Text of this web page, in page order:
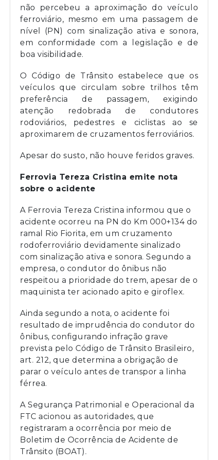
não percebeu a aproximação do veículo
ferroviário, mesmo em uma passagem de
nível (PN) com sinalização ativa e sonora,
em conformidade com a legislação e de
boa visibilidade.
O Código de Trânsito estabelece que os
veículos que circulam sobre trilhos têm
preferência de passagem, exigindo
atenção redobrada de condutores
rodoviários, pedestres e ciclistas ao se
aproximarem de cruzamentos ferroviários.
Apesar do susto, não houve feridos graves.
Ferrovia Tereza Cristina emite nota
sobre o acidente
A Ferrovia Tereza Cristina informou que o
acidente ocorreu na PN do Km 000+134 do
ramal Rio Fiorita, em um cruzamento
rodoferroviário devidamente sinalizado
com sinalização ativa e sonora. Segundo a
empresa, o condutor do ônibus não
respeitou a prioridade do trem, apesar de o
maquinista ter acionado apito e giroflex.
Ainda segundo a nota, o acidente foi
resultado de imprudência do condutor do
ônibus, configurando infração grave
prevista pelo Código de Trânsito Brasileiro,
art. 212, que determina a obrigação de
parar o veículo antes de transpor a linha
férrea.
A Segurança Patrimonial e Operacional da
FTC acionou as autoridades, que
registraram a ocorrência por meio de
Boletim de Ocorrência de Acidente de
Trânsito (BOAT).